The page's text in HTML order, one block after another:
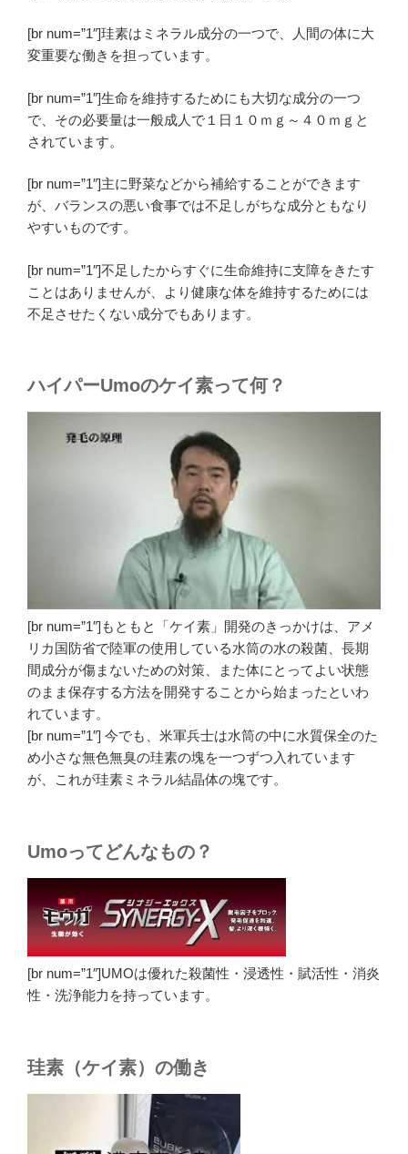
[br num=”1″]珪素はミネラル成分の一つで、人間の体に大
変重要な働きを担っています。
[br num=”1″]生命を維持するためにも大切な成分の一つ
で、その必要量は一般成人で１日１０ｍｇ～４０ｍｇと
されています。
[br num=”1″]主に野菜などから補給することができます
が、バランスの悪い食事では不足しがちな成分ともなり
やすいものです。
[br num=”1″]不足したからすぐに生命維持に支障をきたす
ことはありませんが、より健康な体を維持するためには
不足させたくない成分でもあります。
ハイパーUmoのケイ素って何？
[br num=”1″]もともと「ケイ素」開発のきっかけは、アメ
リカ国防省で陸軍の使用している水筒の水の殺菌、長期
間成分が傷まないための対策、また体にとってよい状態
のまま保存する方法を開発することから始まったといわ
れています。
[br num=”1″] 今でも、米軍兵士は水筒の中に水質保全のた
め小さな無色無臭の珪素の塊を一つずつ入れています
が、これが珪素ミネラル結晶体の塊です。
Umoってどんなもの？
[br num=”1″]UMOは優れた殺菌性・浸透性・賦活性・消炎
性・洗浄能力を持っています。
珪素（ケイ素）の働き